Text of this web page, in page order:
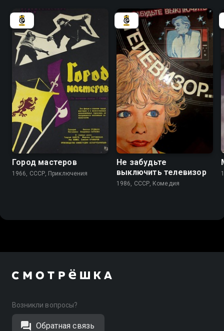
7.8
Город мастеров
1966, СССР, Приключения
5.8
Не забудьте
выключить телевизор
1986, СССР, Комедия
Возникли вопросы?
Обратная связь